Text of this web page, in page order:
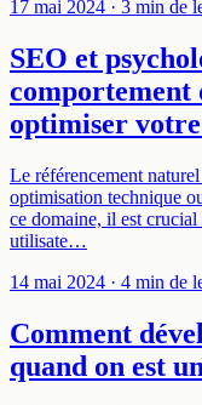
17 mai 2024 · 3 min de
SEO et
comportement
optimiser
Le référencement
optimisation technique
ce domaine, il est
utilisate…
14 mai 2024 · 4 min de
Comment
quand on est